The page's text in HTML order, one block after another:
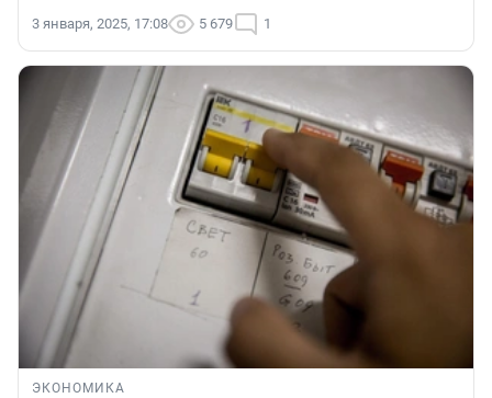
3 января, 2025, 17:08 5 679 1
ЭКОНОМИКА